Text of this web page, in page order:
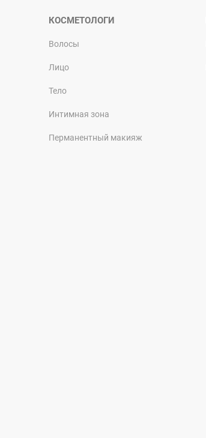
КОСМЕТОЛОГИ
Волосы
Лицо
Тело
Интимная зона
Перманентный макияж